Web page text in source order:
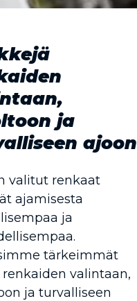
ja
ajoon
valitut renkaat
ajamisesta
ja
tärkeimmät
valintaan,
ja turvalliseen